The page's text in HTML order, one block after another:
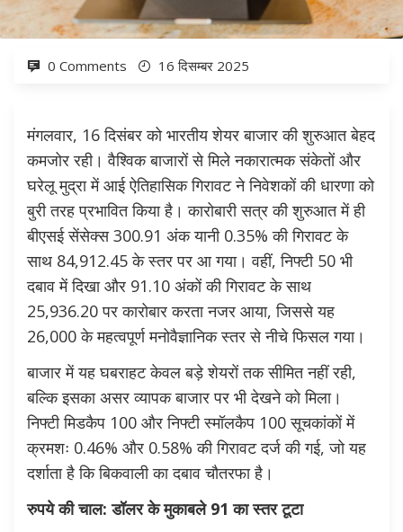
0 Comments 16 दिसम्बर 2025
मंगलवार, 16 दिसंबर को भारतीय शेयर बाजार की शुरुआत बेहद
कमजोर रही। वैश्विक बाजारों से मिले नकारात्मक संकेतों और
घरेलू मुद्रा में आई ऐतिहासिक गिरावट ने निवेशकों की धारणा को
बुरी तरह प्रभावित किया है। कारोबारी सत्र की शुरुआत में ही
बीएसई सेंसेक्स 300.91 अंक यानी 0.35% की गिरावट के
साथ 84,912.45 के स्तर पर आ गया। वहीं, निफ्टी 50 भी
दबाव में दिखा और 91.10 अंकों की गिरावट के साथ
25,936.20 पर कारोबार करता नजर आया, जिससे यह
26,000 के महत्वपूर्ण मनोवैज्ञानिक स्तर से नीचे फिसल गया।
बाजार में यह घबराहट केवल बड़े शेयरों तक सीमित नहीं रही,
बल्कि इसका असर व्यापक बाजार पर भी देखने को मिला।
निफ्टी मिडकैप 100 और निफ्टी स्मॉलकैप 100 सूचकांकों में
क्रमशः 0.46% और 0.58% की गिरावट दर्ज की गई, जो यह
दर्शाता है कि बिकवाली का दबाव चौतरफा है।
रुपये की चाल: डॉलर के मुकाबले 91 का स्तर टूटा